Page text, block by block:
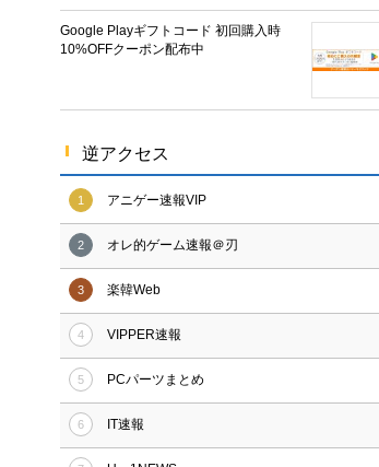
Google Playギフトコード 初回購入時
10%OFFクーポン配布中
逆アクセス
1 アニゲー速報VIP
2 オレ的ゲーム速報＠刃
3 楽韓Web
4 VIPPER速報
5 PCパーツまとめ
6 IT速報